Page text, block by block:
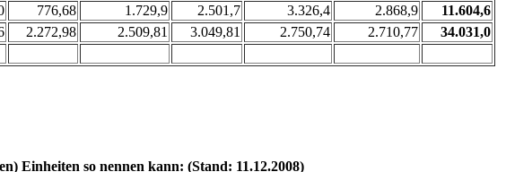
776,68 1.729,9 2.501,7 3.326,4 2.868,9
11.604,6
2.272,98 2.509,81 3.049,81 2.750,74 2.710,77
34.031,0
Einheiten so nennen kann: (Stand: 11.12.2008)